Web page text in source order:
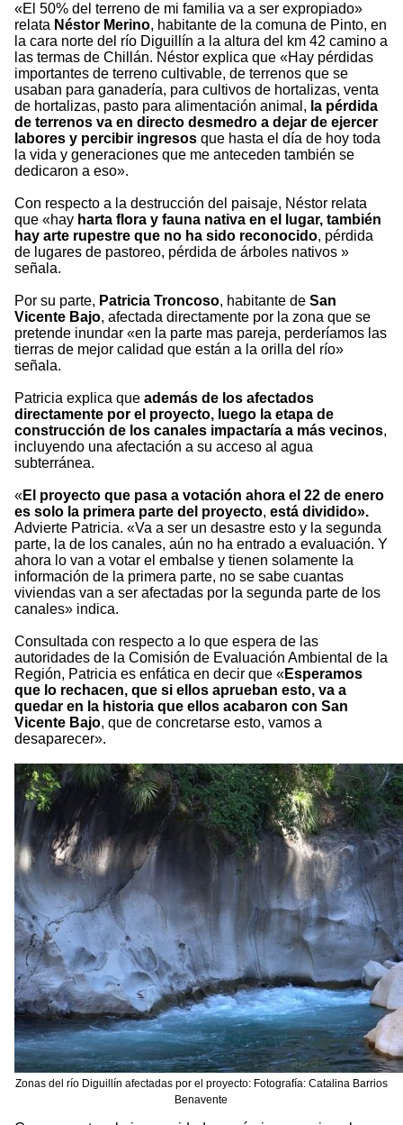
«El 50% del terreno de mi familia va a ser expropiado»
relata Néstor Merino, habitante de la comuna de Pinto, en
la cara norte del río Diguillín a la altura del km 42 camino a
las termas de Chillán. Néstor explica que «Hay pérdidas
importantes de terreno cultivable, de terrenos que se
usaban para ganadería, para cultivos de hortalizas, venta
de hortalizas, pasto para alimentación animal, la pérdida
de terrenos va en directo desmedro a dejar de ejercer
labores y percibir ingresos que hasta el día de hoy toda
la vida y generaciones que me anteceden también se
dedicaron a eso».
Con respecto a la destrucción del paisaje, Néstor relata
que «hay harta flora y fauna nativa en el lugar, también
hay arte rupestre que no ha sido reconocido, pérdida
de lugares de pastoreo, pérdida de árboles nativos »
señala.
Por su parte, Patricia Troncoso, habitante de San
Vicente Bajo, afectada directamente por la zona que se
pretende inundar «en la parte mas pareja, perderíamos las
tierras de mejor calidad que están a la orilla del río»
señala.
Patricia explica que además de los afectados
directamente por el proyecto, luego la etapa de
construcción de los canales impactaría a más vecinos,
incluyendo una afectación a su acceso al agua
subterránea.
«El proyecto que pasa a votación ahora el 22 de enero
es solo la primera parte del proyecto, está dividido».
Advierte Patricia. «Va a ser un desastre esto y la segunda
parte, la de los canales, aún no ha entrado a evaluación. Y
ahora lo van a votar el embalse y tienen solamente la
información de la primera parte, no se sabe cuantas
viviendas van a ser afectadas por la segunda parte de los
canales» indica.
Consultada con respecto a lo que espera de las
autoridades de la Comisión de Evaluación Ambiental de la
Región, Patricia es enfática en decir que «Esperamos
que lo rechacen, que si ellos aprueban esto, va a
quedar en la historia que ellos acabaron con San
Vicente Bajo, que de concretarse esto, vamos a
desaparecer».
Zonas del río Diguillín afectadas por el proyecto: Fotografía: Catalina Barrios
Benavente